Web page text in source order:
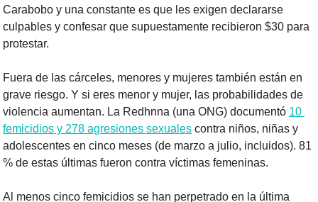
Carabobo y una constante es que les exigen declararse
culpables y confesar que supuestamente recibieron $30 para
protestar.
Fuera de las cárceles, menores y mujeres también están en
grave riesgo. Y si eres menor y mujer, las probabilidades de
violencia aumentan. La Redhnna (una ONG) documentó 10
femicidios y 278 agresiones sexuales contra niños, niñas y
adolescentes en cinco meses (de marzo a julio, incluidos). 81
% de estas últimas fueron contra víctimas femeninas.
Al menos cinco femicidios se han perpetrado en la última